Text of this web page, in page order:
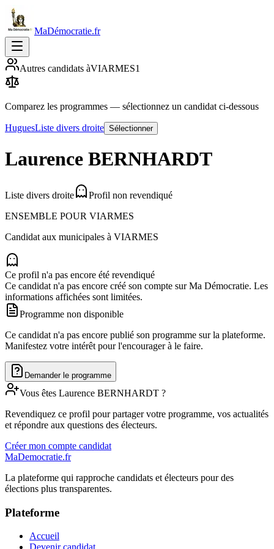
MaDémocratie.fr
Autres candidats àVIARMES1
Comparez les programmes — sélectionnez un candidat ci-dessous
HuguesListe divers droite Sélectionner
Laurence BERNHARDT
Liste divers droite
Profil non revendiqué
ENSEMBLE POUR VIARMES
Candidat aux municipales à VIARMES
Ce profil n'a pas encore été revendiqué
Ce candidat n'a pas encore créé son compte sur Ma Démocratie. Les
informations affichées sont limitées.
Programme non disponible
Ce candidat n'a pas encore publié son programme sur la plateforme.
Manifestez votre intérêt pour l'encourager à le faire.
Demander le programme
Vous êtes Laurence BERNHARDT ?
Revendiquez ce profil pour partager votre programme, vos actualités
et répondre aux questions des électeurs.
Créer mon compte candidat
MaDemocratie.fr
La plateforme qui rapproche candidats et électeurs pour des
élections plus transparentes.
Plateforme
Accueil